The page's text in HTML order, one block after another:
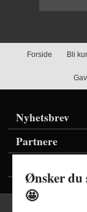
Forside Bli
Nyhetsbrev
Partnere
Ønsker du
🤩